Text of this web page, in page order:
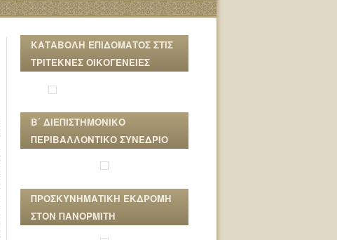
ΚΑΤΑΒΟΛΗ ΕΠΙΔΟΜΑΤΟΣ ΣΤΙΣ
ΤΡΙΤΕΚΝΕΣ ΟΙΚΟΓΕΝΕΙΕΣ
Β΄ ΔΙΕΠΙΣΤΗΜΟΝΙΚΟ
ΠΕΡΙΒΑΛΛΟΝΤΙΚΟ ΣΥΝΕΔΡΙΟ
ΠΡΟΣΚΥΝΗΜΑΤΙΚΗ ΕΚΔΡΟΜΗ
ΣΤΟΝ ΠΑΝΟΡΜΙΤΗ